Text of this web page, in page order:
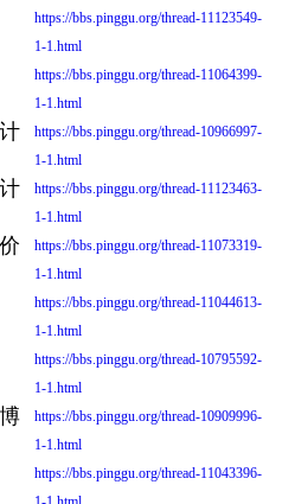
https://bbs.pinggu.org/thread-11123549-
1-1.html
https://bbs.pinggu.org/thread-11064399-
1-1.html
https://bbs.pinggu.org/thread-10966997-
1-1.html
https://bbs.pinggu.org/thread-11123463-
1-1.html
https://bbs.pinggu.org/thread-11073319-
1-1.html
https://bbs.pinggu.org/thread-11044613-
1-1.html
https://bbs.pinggu.org/thread-10795592-
1-1.html
https://bbs.pinggu.org/thread-10909996-
1-1.html
https://bbs.pinggu.org/thread-11043396-